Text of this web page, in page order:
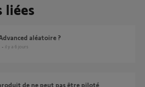
liées
aléatoire ?
il y a 6 jours